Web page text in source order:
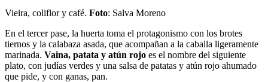
Vieira, coliflor y café. Foto: Salva Moreno
En el tercer pase, la huerta toma el protagonismo con los brotes
tiernos y la calabaza asada, que acompañan a la caballa ligeramente
marinada. Vaina, patata y atún rojo es el nombre del siguiente
plato, con judías verdes y una salsa de patatas y atún rojo ahumado
que pide, y con ganas, pan.